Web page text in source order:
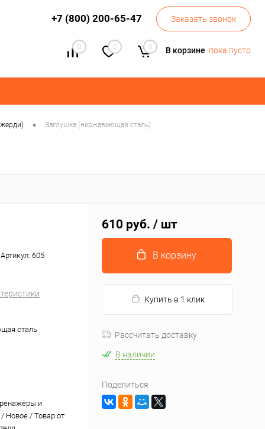
+7 (800) 200-65-47 Заказать звонок
0 0 0 В корзине пока пусто
• Заглушка (нержавеющая сталь)
Артикул: 605
сталь
и
/ Новое / Товар от
610 руб. / шт
В корзину
Купить в 1 клик
Рассчитать доставку
В наличии
Поделиться